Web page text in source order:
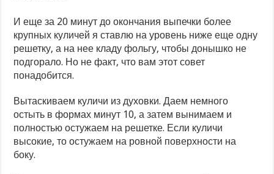
И еще за 20 минут до окончания выпечки более
крупных куличей я ставлю на уровень ниже еще одну
решетку, а на нее кладу фольгу, чтобы донышко не
подгорало. Но не факт, что вам этот совет
понадобится.
Вытаскиваем куличи из духовки. Даем немного
остыть в формах минут 10, а затем вынимаем и
полностью остужаем на решетке. Если куличи
высокие, то остужаем на ровной поверхности на
боку.